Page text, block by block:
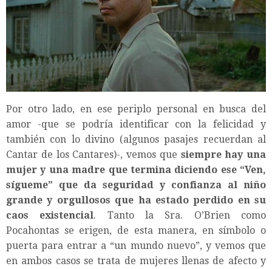
Por otro lado, en ese periplo personal en busca del
amor -que se podría identificar con la felicidad y
también con lo divino (algunos pasajes recuerdan al
Cantar de los Cantares)-, vemos que siempre hay una
mujer y una madre que termina diciendo ese “Ven,
sígueme” que da seguridad y confianza al niño
grande y orgullosos que ha estado perdido en su
caos existencial. Tanto la Sra. O’Brien como
Pocahontas se erigen, de esta manera, en símbolo o
puerta para entrar a “un mundo nuevo”, y vemos que
en ambos casos se trata de mujeres llenas de afecto y